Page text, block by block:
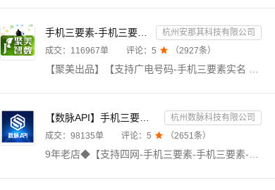
手机三要素-手机三要素实名-手机三要素-手机三要素实名认证-运营商手机三要素-手机三要素-手机三要素实名-...
杭州安那其科技有限公司
成交： 116967单 评论： 5  （2927条）
【聚美出品】【支持广电号码-手机三要素实名 手机三要素 运营商手机号实名认证 手机三要素验证 手机三要素 运营商手机三要素 三网手机三要素校验 手机三要素 手机三要素实名 手机三要素 手机三要素认证 手机三要素实名认证 手机三要素 手机三要素实名 手机三要素认证 手机三要素验证 手机三要素 手机三要素实名 手机三要素认证 手机三要素验证 手机三要素 手机三要素实名 手机三要素认证 手机三要素验证 手机三要素 手机三要素实名 手机三要素认证 手机三要素验证 手机三要素 手机三要素实名 手机三要素认证 手机三要素验证 手机三要素 ...
【数脉API】手机三要素-手机三要素-手机三要素-运营商三要素-手机三要素-运营商三要素查询-运营商实名认证-...
杭州数脉科技有限公司
成交： 98135单 评论： 5  （2651条）
9年老店◆【支持四网-手机三要素-手机三要素-手机三要素-手机三要素-实名认证-运营商三要素-手机三要素-运营商三要素-运营商手机三要素查询-手机三要素实名认证-运营商三要素认证-手机三要素-手机号验证-手机号实名校验-手机三要素-三网手机核验】传入姓名、身份证号码、手机号码，验证三要素信息是否一致，返回验证结果。直连运营商数据，支持三网携号转网，全实时优质版，拒绝缓存数据，24h技术专家在线对接。